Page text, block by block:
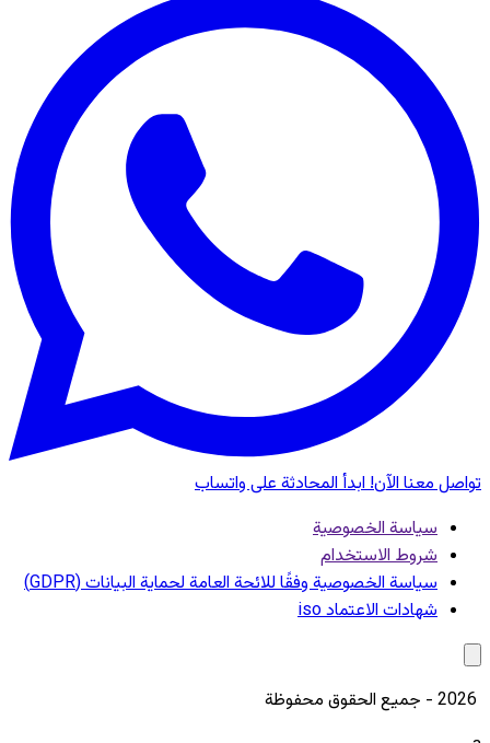
تواصل معنا الآن!ابدأ المحادثة على واتساب
سياسة الخصوصية
شروط الاستخدام
سياسة الخصوصية وفقًا للائحة العامة لحماية البيانات (GDPR)
شهادات الاعتماد iso